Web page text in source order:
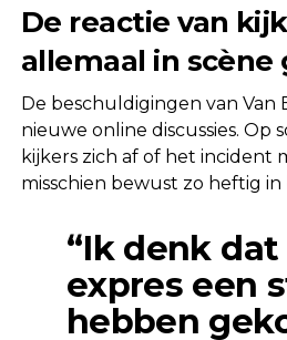
De reactie van
allemaal in scène
De beschuldigingen van
nieuwe online discussies. Op
kijkers zich af of het incident
misschien bewust zo heftig
“Ik denk dat
expres een
hebben